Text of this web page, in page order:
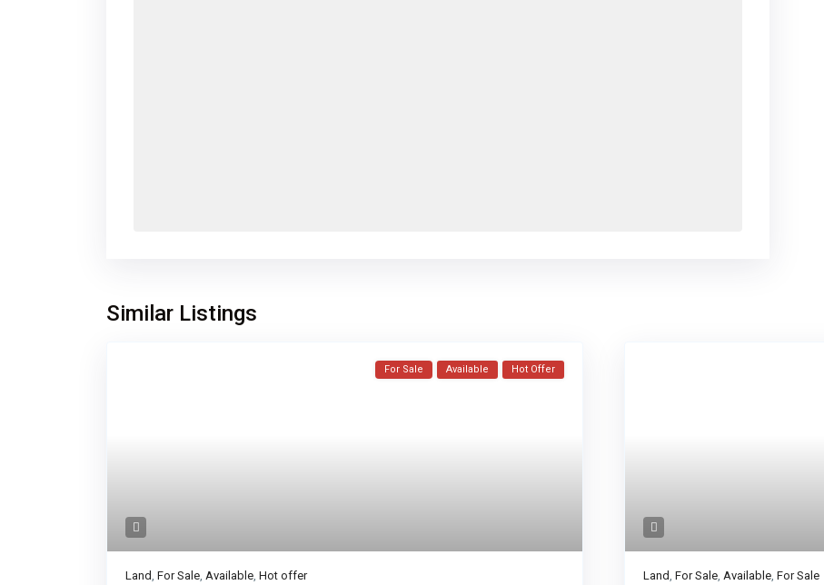
Similar Listings
For Sale Available Hot Offer
Land, For Sale, Available, Hot offer Land, For Sale, Available, For Sale